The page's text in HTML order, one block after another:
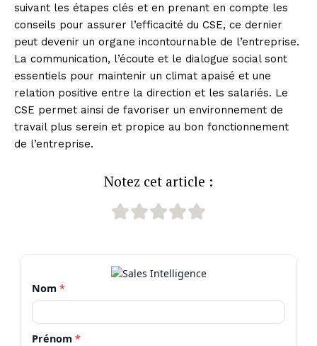
suivant les étapes clés et en prenant en compte les
conseils pour assurer l’efficacité du CSE, ce dernier
peut devenir un organe incontournable de l’entreprise.
La communication, l’écoute et le dialogue social sont
essentiels pour maintenir un climat apaisé et une
relation positive entre la direction et les salariés. Le
CSE permet ainsi de favoriser un environnement de
travail plus serein et propice au bon fonctionnement
de l’entreprise.
Notez cet article :
Nom *
Prénom *